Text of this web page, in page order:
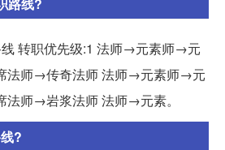
路线?
转职优先级:1 法师→元素师→元
法师→传奇法师 法师→元素师→元
师→岩浆法师 法师→元素。
?